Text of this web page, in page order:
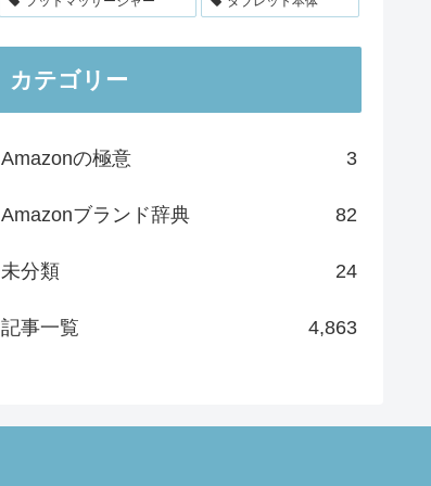
カテゴリー
Amazonの極意 3
Amazonブランド辞典 82
未分類 24
記事一覧 4,863